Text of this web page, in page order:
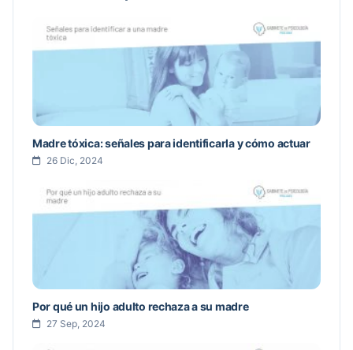
Madre tóxica: señales para identificarla y cómo actuar
26 Dic, 2024
Por qué un hijo adulto rechaza a su madre
27 Sep, 2024